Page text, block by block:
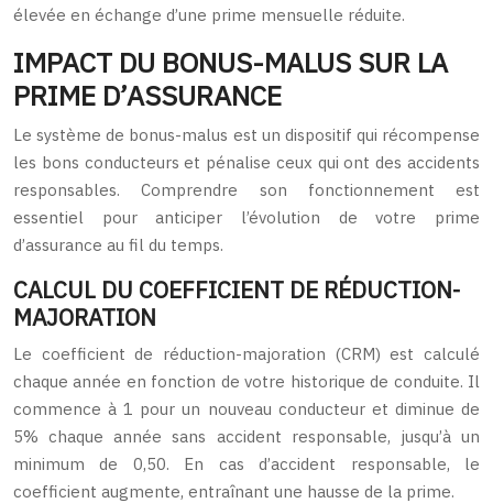
élevée en échange d’une prime mensuelle réduite.
IMPACT DU BONUS-MALUS SUR LA
PRIME D’ASSURANCE
Le système de bonus-malus est un dispositif qui récompense
les bons conducteurs et pénalise ceux qui ont des accidents
responsables. Comprendre son fonctionnement est
essentiel pour anticiper l’évolution de votre prime
d’assurance au fil du temps.
CALCUL DU COEFFICIENT DE RÉDUCTION-
MAJORATION
Le coefficient de réduction-majoration (CRM) est calculé
chaque année en fonction de votre historique de conduite. Il
commence à 1 pour un nouveau conducteur et diminue de
5% chaque année sans accident responsable, jusqu’à un
minimum de 0,50. En cas d’accident responsable, le
coefficient augmente, entraînant une hausse de la prime.